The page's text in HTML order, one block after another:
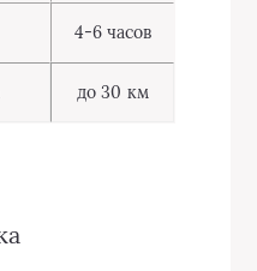
4-6 часов
до 30 км